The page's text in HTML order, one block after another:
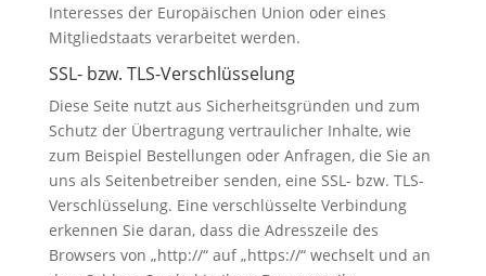
Interesses der Europäischen Union oder eines
Mitgliedstaats verarbeitet werden.
SSL- bzw. TLS-Verschlüsselung
Diese Seite nutzt aus Sicherheitsgründen und zum
Schutz der Übertragung vertraulicher Inhalte, wie
zum Beispiel Bestellungen oder Anfragen, die Sie an
uns als Seitenbetreiber senden, eine SSL- bzw. TLS-
Verschlüsselung. Eine verschlüsselte Verbindung
erkennen Sie daran, dass die Adresszeile des
Browsers von „http://“ auf „https://“ wechselt und an